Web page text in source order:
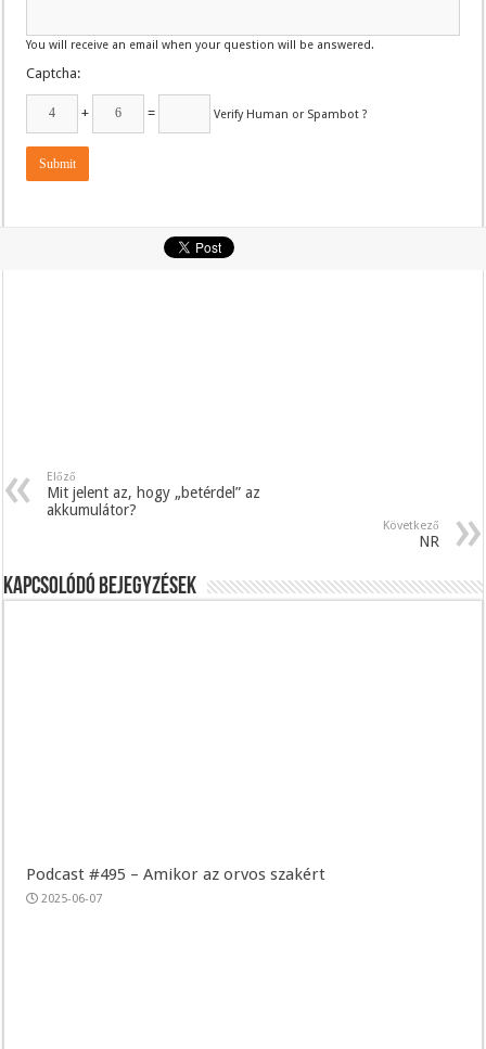
You will receive an email when your question will be answered.
Captcha:
+ = Verify Human or Spambot ?
Előző
Mit jelent az, hogy „betérdel” az
akkumulátor?
Következő
NR
Kapcsolódó bejegyzések
Podcast #495 – Amikor az orvos szakért
2025-06-07